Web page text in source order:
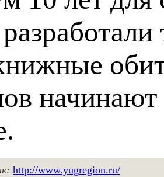
начинают
http://www.yugregion.ru/